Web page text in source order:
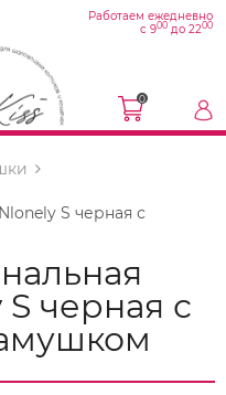
Работаем ежедневно
с 900 до 2200
0
S черная с
черная с